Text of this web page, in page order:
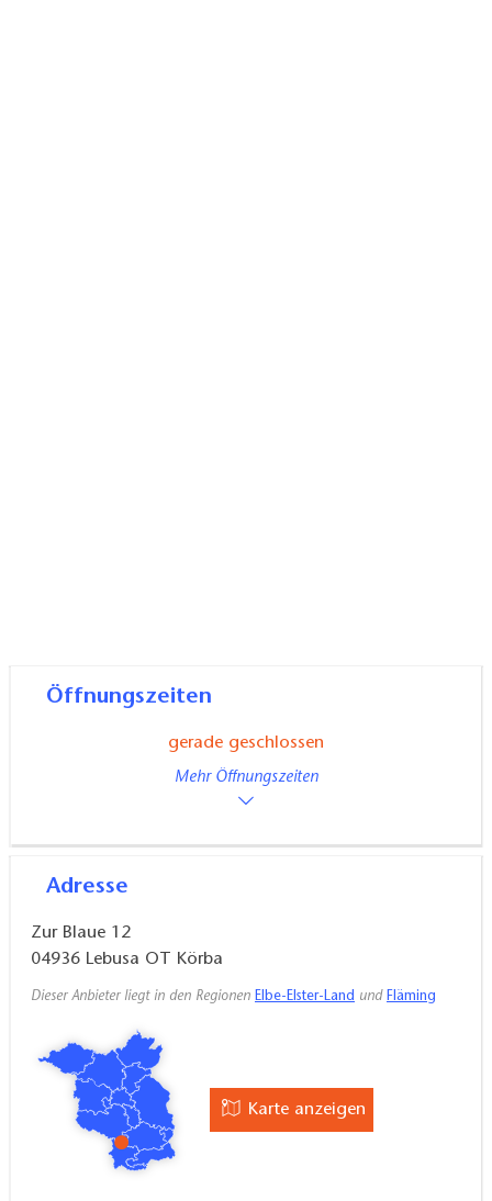
Öffnungszeiten
gerade geschlossen
Mehr Öffnungszeiten
Adresse
Zur Blaue 12
04936 Lebusa OT Körba
Dieser Anbieter liegt in den Regionen Elbe-Elster-Land und Fläming
Karte anzeigen